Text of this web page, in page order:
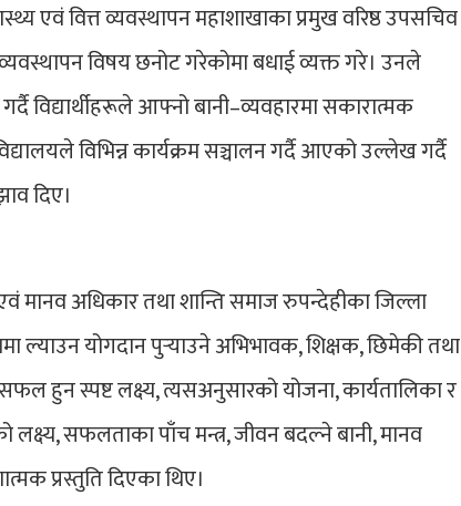
एवं वित्त व्यवस्थापन महाशाखाका प्रमुख वरिष्ठ उपसचिव
विषय छनोट गरेकोमा बधाई व्यक्त गरे। उनले
विद्यार्थीहरूले आफ्नो बानी–व्यवहारमा सकारात्मक
विभिन्न कार्यक्रम सञ्चालन गर्दै आएको उल्लेख गर्दै
दिए।
मानव अधिकार तथा शान्ति समाज रुपन्देहीका जिल्ला
ल्याउन योगदान पुर्‍याउने अभिभावक, शिक्षक, छिमेकी तथा
हुन स्पष्ट लक्ष्य, त्यसअनुसारको योजना, कार्यतालिका र
सफलताका पाँच मन्त्र, जीवन बदल्ने बानी, मानव
प्रस्तुति दिएका थिए।